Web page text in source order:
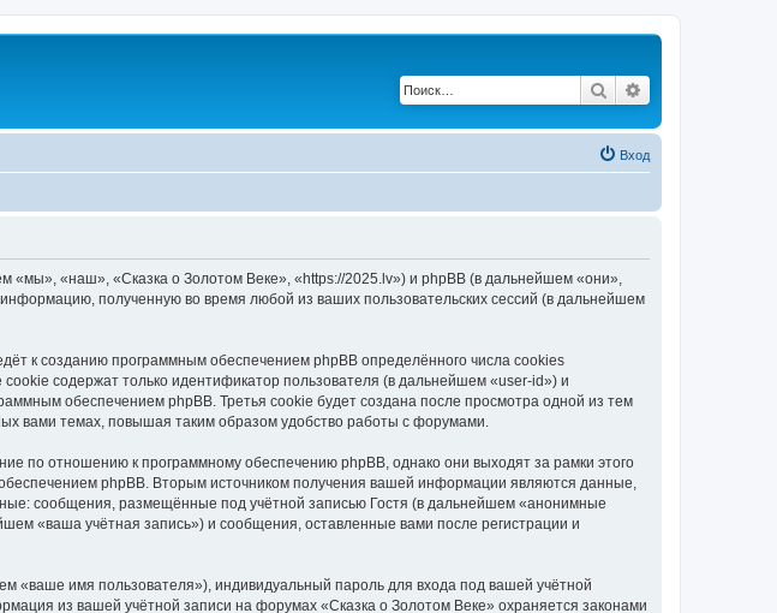
Поиск
Вход
«мы», «наш», «Сказка о Золотом Веке», «https://2025.lv») и phpBB (в дальнейшем «они»,
полученную во время любой из ваших пользовательских сессий (в дальнейшем
к созданию программным обеспечением phpBB определённого числа cookies
содержат только идентификатор пользователя (в дальнейшем «user-id») и
обеспечением phpBB. Третья cookie будет создана после просмотра одной из тем
вами темах, повышая таким образом удобство работы с форумами.
по отношению к программному обеспечению phpBB, однако они выходят за рамки этого
phpBB. Вторым источником получения вашей информации являются данные,
сообщения, размещённые под учётной записью Гостя (в дальнейшем «анонимные
«ваша учётная запись») и сообщения, оставленные вами после регистрации и
«ваше имя пользователя»), индивидуальный пароль для входа под вашей учётной
из вашей учётной записи на форумах «Сказка о Золотом Веке» охраняется законами